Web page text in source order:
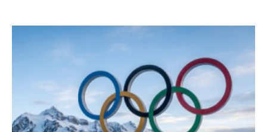
fin
œ...
Olympiques
Paralympiques
2030